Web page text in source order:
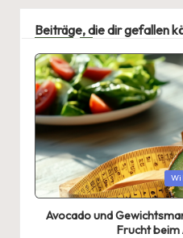
Beiträge, die dir gefallen
Posted
in
Avocado und
Frucht beim